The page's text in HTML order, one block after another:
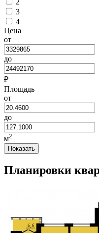
3
4
Цена
от
до
₽
Площадь
от
до
м2
Показать
Планировки